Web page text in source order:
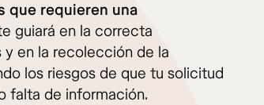
que requieren una
guiará en la correcta
en la recolección de la
los riesgos de que tu solicitud
falta de información.